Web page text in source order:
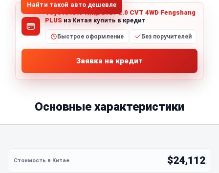
Найти такой авто дешевле
Toyota RAV4荣放 2021 2.0 CVT 4WD Fengshang
PLUS из Китая купить в кредит
Быстрое оформление Без поручителей
Заявка на кредит
Основные характеристики
$24,112